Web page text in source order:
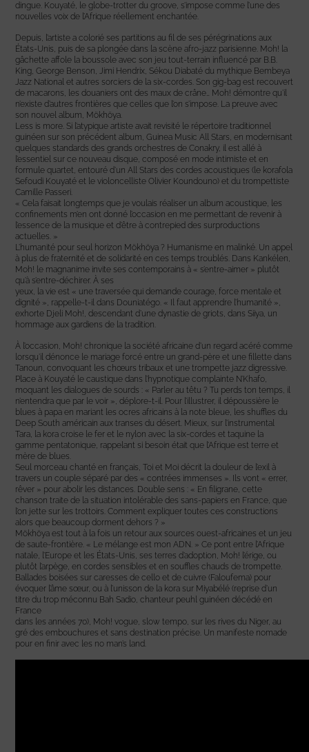
dingue. Kouyaté, le globe-trotter du groove, s’impose comme l’une des
nouvelles voix de l’Afrique réellement enchantée.
Depuis, l’artiste a colorié ses partitions au fil de ses pérégrinations aux
États-Unis, puis de sa plongée dans la scène afro-jazz parisienne. Moh! la
gâchette affole la boussole avec son jeu tout-terrain influencé par B.B.
King, George Benson, Jimi Hendrix, Sékou Diabaté du mythique Bembeya
Jazz National et autres sorciers de la six-cordes. Son gig-bag est recouvert
de macarons, les douaniers ont des maux de crâne… Moh! démontre qu’il
n’existe d’autres frontières que celles que l’on s’impose. La preuve avec
son nouvel album, Mökhöya.
Less is more. Si l’atypique artiste avait revisité le répertoire traditionnel
guinéen sur son précédent album, Guinea Music All Stars, en modernisant
quelques standards des grands orchestres de Conakry, il est allé à
l’essentiel sur ce nouveau disque, composé en mode intimiste et en
formule quartet, entouré d’un All Stars des cordes acoustiques (le korafola
Sefoudi Kouyaté et le violoncelliste Olivier Koundouno) et du trompettiste
Camille Passeri.
« Cela faisait longtemps que je voulais réaliser un album acoustique, les
confinements m’en ont donné l’occasion en me permettant de revenir à
l’essence de la musique et d’être à contrepied des surproductions
actuelles. »
L’humanité pour seul horizon Mökhöya ? Humanisme en malinké. Un appel
à plus de fraternité et de solidarité en ces temps troublés. Dans Kankélen,
Moh! le magnanime invite ses contemporains à « s’entre-aimer » plutôt
qu’à s’entre-déchirer. À ses
yeux, la vie est « une traversée qui demande courage, force mentale et
dignité », rappelle-t-il dans Douniatégo. « Il faut apprendre l’humanité »,
exhorte Djeli Moh!, descendant d’une dynastie de griots, dans Siiya, un
hommage aux gardiens de la tradition.
À l’occasion, Moh! chronique la société africaine d’un regard acéré comme
lorsqu’il dénonce le mariage forcé entre un grand-père et une fillette dans
Tanoun, convoquant les chœurs tribaux et une trompette jazz digressive.
Place à Kouyaté le caustique dans l’hypnotique complainte N’Khafo,
moquant les dialogues de sourds : « Parler au têtu ? Tu perds ton temps, il
n’entendra que par le voir », déplore-t-il. Pour l’illustrer, il dépoussière le
blues à papa en mariant les ocres africains à la note bleue, les shuffles du
Deep South américain aux transes du désert. Mieux, sur l’instrumental
Tara, la kora croise le fer et le nylon avec la six-cordes et taquine la
gamme pentatonique, rappelant si besoin était que l’Afrique est terre et
mère de blues.
Seul morceau chanté en français, Toi et Moi décrit la douleur de l’exil à
travers un couple séparé par des « contrées immenses ». Ils vont « errer,
rêver » pour abolir les distances. Double sens : « En filigrane, cette
chanson traite de la situation intolérable des sans-papiers en France, que
l’on jette sur les trottoirs. Comment expliquer toutes ces constructions
alors que beaucoup dorment dehors ? »
Mökhöya est tout à la fois un retour aux sources ouest-africaines et un jeu
de saute-frontière. « Le mélange est mon ADN. » Ce pont entre l’Afrique
natale, l’Europe et les États-Unis, ses terres d’adoption, Moh! l’érige, ou
plutôt l’arpège, en cordes sensibles et en souffles chauds de trompette.
Ballades boisées sur caresses de cello et de cuivre (Faloufema) pour
évoquer l’âme sœur, ou à l’unisson de la kora sur Miyabélé (reprise d’un
titre du trop méconnu Bah Sadio, chanteur peuhl guinéen décédé en
France
dans les années 70), Moh! vogue, slow tempo, sur les rives du Niger, au
gré des embouchures et sans destination précise. Un manifeste nomade
pour en finir avec les no man’s land.